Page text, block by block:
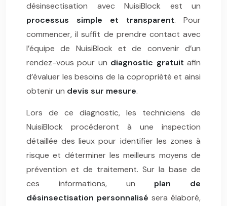
désinsectisation avec NuisiBlock est un
processus simple et transparent. Pour
commencer, il suffit de prendre contact avec
l’équipe de NuisiBlock et de convenir d’un
rendez-vous pour un diagnostic gratuit afin
d’évaluer les besoins de la copropriété et ainsi
obtenir un devis sur mesure.
Lors de ce diagnostic, les techniciens de
NuisiBlock procéderont à une inspection
détaillée des lieux pour identifier les zones à
risque et déterminer les meilleurs moyens de
prévention et de traitement. Sur la base de
ces informations, un plan de
désinsectisation personnalisé sera élaboré,